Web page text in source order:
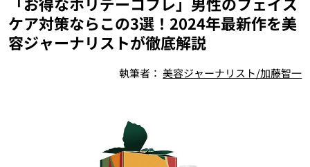
ケア対策ならこの3選！2024年最新作を美
容ジャーナリストが徹底解説
執筆者：美容ジャーナリスト/加藤智一